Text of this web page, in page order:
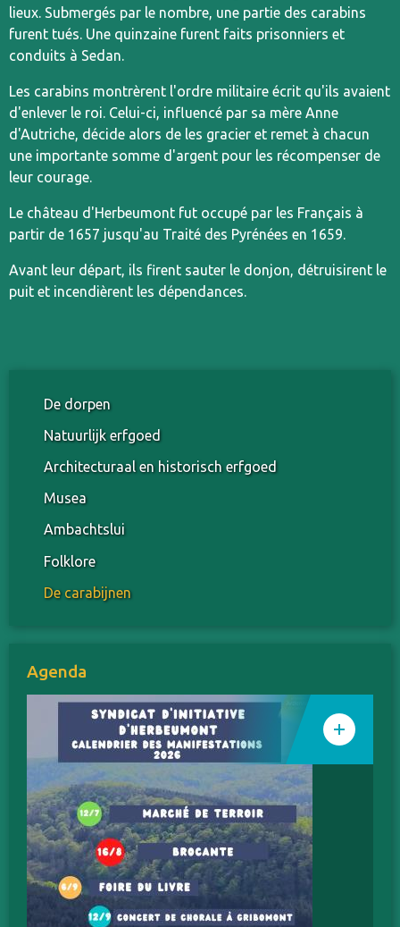
lieux. Submergés par le nombre, une partie des carabins
furent tués. Une quinzaine furent faits prisonniers et
conduits à Sedan.
Les carabins montrèrent l'ordre militaire écrit qu'ils avaient
d'enlever le roi. Celui-ci, influencé par sa mère Anne
d'Autriche, décide alors de les gracier et remet à chacun
une importante somme d'argent pour les récompenser de
leur courage.
Le château d'Herbeumont fut occupé par les Français à
partir de 1657 jusqu'au Traité des Pyrénées en 1659.
Avant leur départ, ils firent sauter le donjon, détruisirent le
puit et incendièrent les dépendances.
De dorpen
Natuurlijk erfgoed
Architecturaal en historisch erfgoed
Musea
Ambachtslui
Folklore
De carabijnen
Agenda